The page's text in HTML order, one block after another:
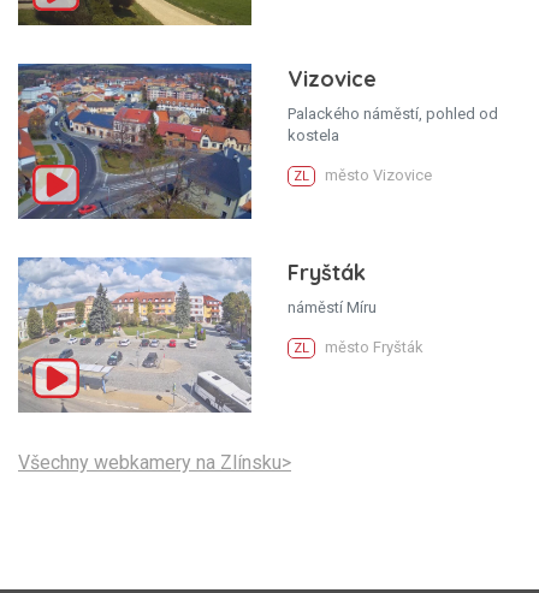
Vizovice
Palackého náměstí, pohled od
kostela
ZL město Vizovice
Fryšták
náměstí Míru
ZL město Fryšták
Všechny webkamery na Zlínsku>